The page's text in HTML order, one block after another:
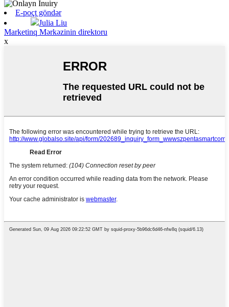
E-poçt göndər
Julia Liu
Marketinq Mərkəzinin direktoru
x